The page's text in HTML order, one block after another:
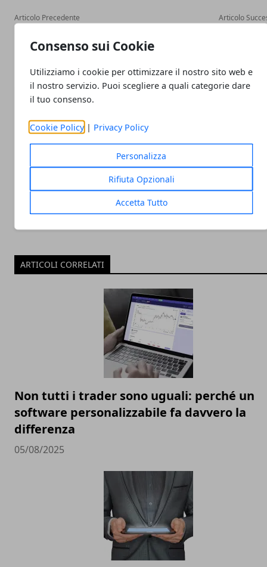
Consenso sui Cookie
Utilizziamo i cookie per ottimizzare il nostro sito web e
il nostro servizio. Puoi scegliere a quali categorie dare
il tuo consenso.
Cookie Policy| Privacy Policy
Personalizza
Rifiuta Opzionali
Accetta Tutto
Articolo Precedente
migliori promozioni dei
Articolo
Redazione
ARTICOLI CORRELATI
Non tutti i trader sono uguali: perché un
software personalizzabile fa davvero la
differenza
05/08/2025